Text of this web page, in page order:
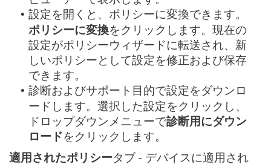
• 設定を開くと、ポリシーに変換できます。
ポリシーに変換をクリックします。現在の
設定がポリシーウィザードに転送され、新
しいポリシーとして設定を修正および保存
できます。
• 診断およびサポート目的で設定をダウンロ
ードします。選択した設定をクリックし、
ドロップダウンメニューで診断用にダウン
ロードをクリックします。
適用されたポリシータブ - デバイスに適用され